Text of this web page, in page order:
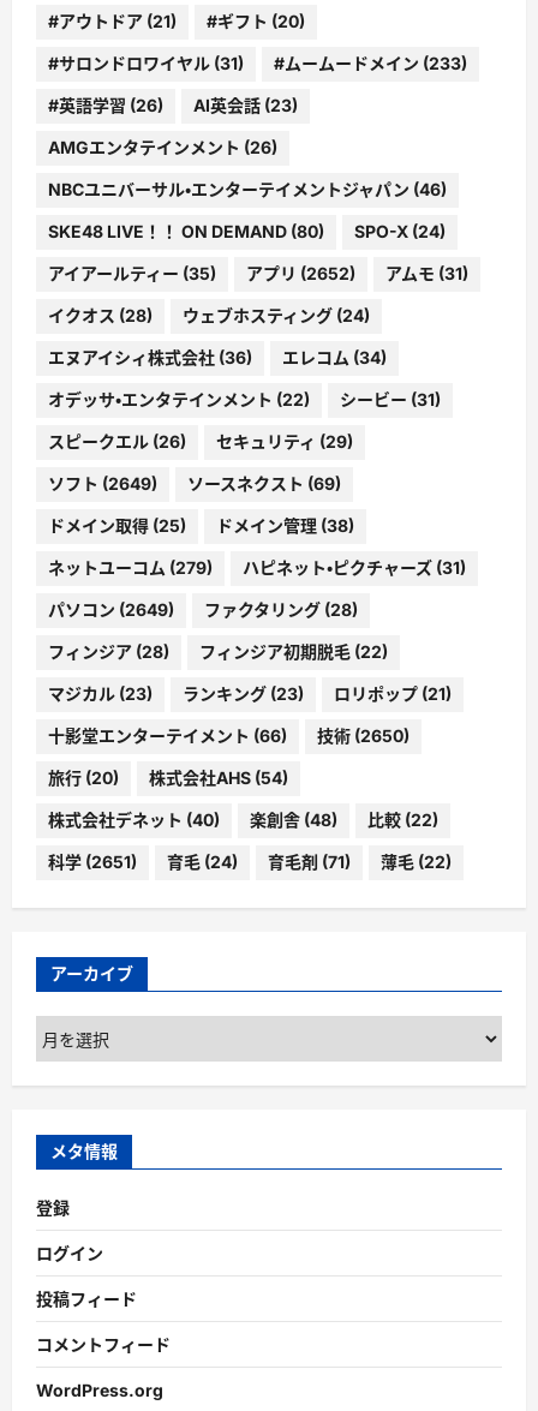
#アウトドア (21) #ギフト (20)
#サロンドロワイヤル (31) #ムームードメイン (233)
#英語学習 (26) AI英会話 (23)
AMGエンタテインメント (26)
NBCユニバーサル・エンターテイメントジャパン (46)
SKE48 LIVE！！ ON DEMAND (80) SPO-X (24)
アイアールティー (35) アプリ (2652) アムモ (31)
イクオス (28) ウェブホスティング (24)
エヌアイシィ株式会社 (36) エレコム (34)
オデッサ・エンタテインメント (22) シービー (31)
スピークエル (26) セキュリティ (29)
ソフト (2649) ソースネクスト (69)
ドメイン取得 (25) ドメイン管理 (38)
ネットユーコム (279) ハピネット・ピクチャーズ (31)
パソコン (2649) ファクタリング (28)
フィンジア (28) フィンジア初期脱毛 (22)
マジカル (23) ランキング (23) ロリポップ (21)
十影堂エンターテイメント (66) 技術 (2650)
旅行 (20) 株式会社AHS (54)
株式会社デネット (40) 楽創舎 (48) 比較 (22)
科学 (2651) 育毛 (24) 育毛剤 (71) 薄毛 (22)
アーカイブ
ア
ー
カ
ブ
メタ情報
登録
ログイン
投稿フィード
コメントフィード
WordPress.org